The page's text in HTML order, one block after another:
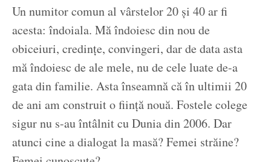
Un numitor comun al vârstelor 20 și 40 ar fi
acesta: îndoiala. Mă îndoiesc din nou de
obiceiuri, credințe, convingeri, dar de data asta
mă îndoiesc de ale mele, nu de cele luate de-a
gata din familie. Asta înseamnă că în ultimii 20
de ani am construit o ființă nouă. Fostele colege
sigur nu s-au întâlnit cu Dunia din 2006. Dar
atunci cine a dialogat la masă? Femei străine?